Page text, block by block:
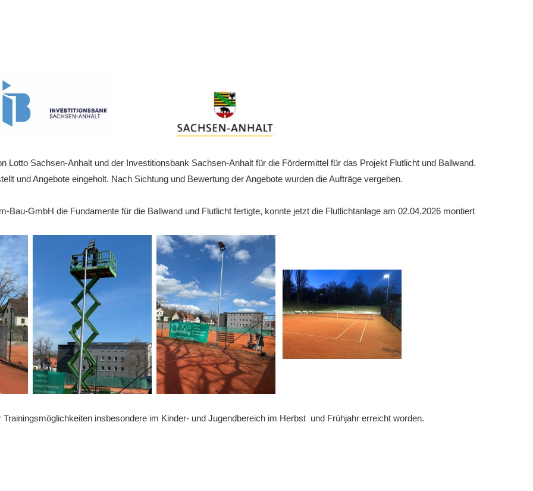
Lotto Sachsen-Anhalt und der Investitionsbank Sachsen-Anhalt für die Fördermittel für das Projekt Flutlicht und Ballwand.
und Angebote eingeholt. Nach Sichtung und Bewertung der Angebote wurden die Aufträge vergeben.
Bau-GmbH die Fundamente für die Ballwand und Flutlicht fertigte, konnte jetzt die Flutlichtanlage am 02.04.2026 montiert
Trainingsmöglichkeiten insbesondere im Kinder- und Jugendbereich im Herbst und Frühjahr erreicht worden.